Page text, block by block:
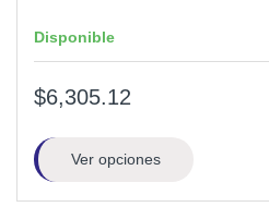
Disponible
$6,305.12
Ver opciones